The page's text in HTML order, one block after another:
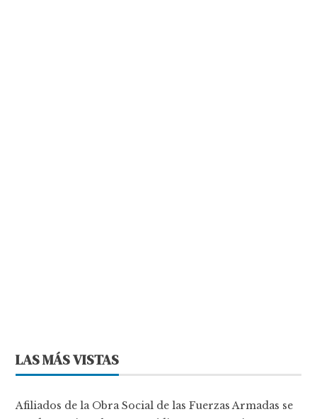
LAS MÁS VISTAS
Afiliados de la Obra Social de las Fuerzas Armadas se